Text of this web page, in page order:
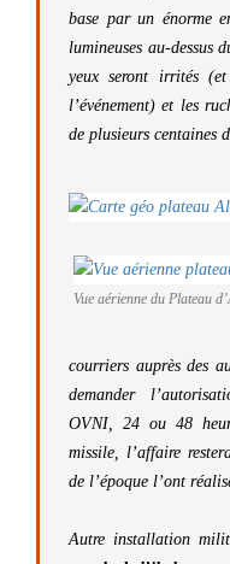
base par un énorme
lumineuses au-dessus
yeux seront irrités
l’événement) et les
de plusieurs centaines
Vue aérienne du Plateau
courriers auprès des
demander
OVNI, 24 ou 48
missile, l’affaire
de l’époque l’ont
Autre installation